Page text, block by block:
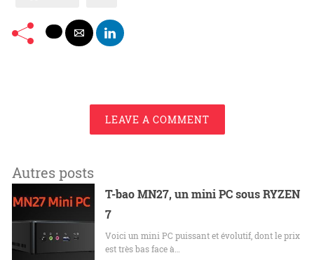
LEAVE A COMMENT
Autres posts
T-bao MN27, un mini PC sous RYZEN
7
Voici un mini PC puissant et évolutif, dont le prix
est très bas face à…